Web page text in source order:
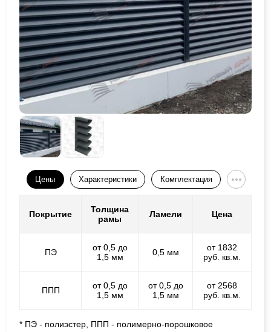
Цены Характеристики Комплектация
Покрытие
Толщина
рамы
Ламели Цена
ПЭ
от 0,5 до
1,5 мм
0,5 мм
от 1832
руб. кв.м.
ППП
от 0,5 до
1,5 мм
от 0,5 до
1,5 мм
от 2568
руб. кв.м.
* ПЭ - полиэстер, ППП - полимерно-порошковое